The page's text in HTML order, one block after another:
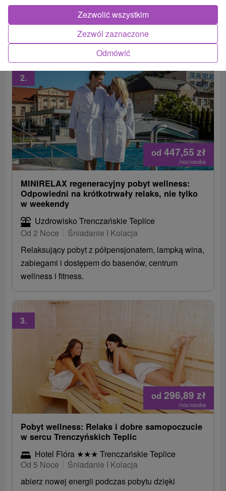
W ramach oferty otrzymasz także ciepły okład
torfowy oraz bezpłatny dostęp do studia smukłego,
wyposażonego w maszyny do ćwiczeń biernych.
od 447,55 zł
/noc/osoba
2.
MINIRELAX regeneracyjny pobyt wellness:
Odpowiedni na krótkotrwały relaks, nie tylko
w weekendy
Uzdrowisko Trenczańskie Teplice
Od 2 Noce
Śniadanie I Kolacja
Relaksujący pobyt z półpensjonatem, lampką wina,
zabiegami i dostępem do basenów, centrum
wellness i fitness.
od 296,89 zł
/noc/osoba
3.
Pobyt wellness: Relaks i dobre samopoczucie
w sercu Trenczyńskich Teplic
Hotel Flóra ★★★ Trenczańskie Teplice
Od 5 Noce
Śniadanie I Kolacja
abierz nowej energii podczas pobytu dzięki
Odmówić
Zezwól zaznaczone
Zezwolić wszystkim